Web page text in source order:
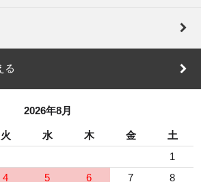
る
2026年8月
火 水 木 金
土
1
4 5 6 7
8